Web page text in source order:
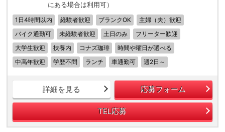
にある場合は利用可）
1日4時間以内 経験者歓迎 ブランクOK
主婦（夫）歓迎
バイク通勤可
未経験者歓迎 土日のみ
フリーター歓迎
大学生歓迎
扶養内 コナズ珈琲
時間や曜日が選べる
中高年歓迎
学歴不問 ランチ 車通勤可 週2日～
詳細を見る 応募フォーム
TEL応募